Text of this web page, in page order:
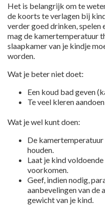
Het is belangrijk om te
de koorts te verlagen bij
verder goed drinken, spelen
mag de kamertemperatuur
slaapkamer van je kindje
worden.
Wat je beter niet doet:
Een koud bad geven
Te veel kleren
Wat je wel kunt doen:
De kamertemperatuur
houden.
Laat je kind
voorkomen.
Geef, indien nodig,
aanbevelingen van de
gewicht van je kind.